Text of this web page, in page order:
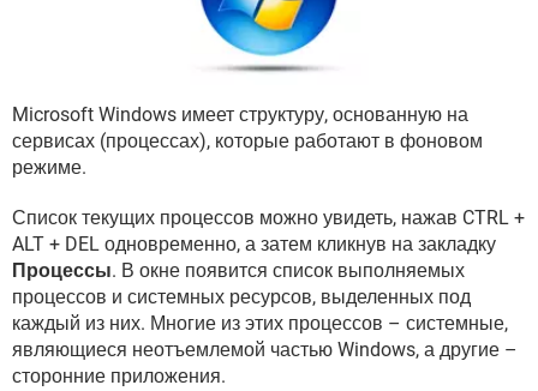
GOOGLE
Microsoft Windows имеет структуру, основанную на
сервисах (процессах), которые работают в фоновом
режиме.
Список текущих процессов можно увидеть, нажав CTRL +
ALT + DEL одновременно, а затем кликнув на закладку
Процессы. В окне появится список выполняемых
процессов и системных ресурсов, выделенных под
каждый из них. Многие из этих процессов – системные,
являющиеся неотъемлемой частью Windows, а другие –
сторонние приложения.